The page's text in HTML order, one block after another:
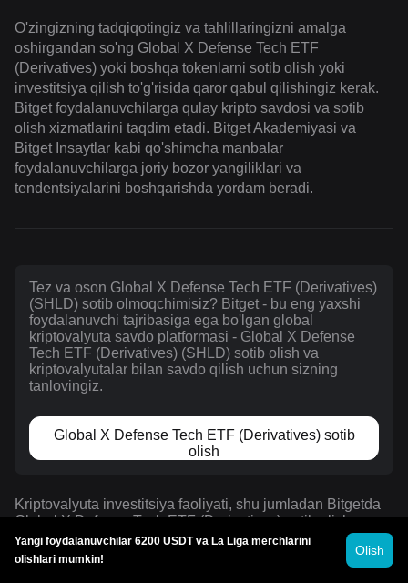
O'zingizning tadqiqotingiz va tahlillaringizni amalga
oshirgandan so'ng Global X Defense Tech ETF
(Derivatives) yoki boshqa tokenlarni sotib olish yoki
investitsiya qilish to'g'risida qaror qabul qilishingiz kerak.
Bitget foydalanuvchilarga qulay kripto savdosi va sotib
olish xizmatlarini taqdim etadi. Bitget Akademiyasi va
Bitget Insaytlar kabi qo'shimcha manbalar
foydalanuvchilarga joriy bozor yangiliklari va
tendentsiyalarini boshqarishda yordam beradi.
Tez va oson Global X Defense Tech ETF (Derivatives)
(SHLD) sotib olmoqchimisiz? Bitget - bu eng yaxshi
foydalanuvchi tajribasiga ega bo'lgan global
kriptovalyuta savdo platformasi - Global X Defense
Tech ETF (Derivatives) (SHLD) sotib olish va
kriptovalyutalar bilan savdo qilish uchun sizning
tanlovingiz.
Global X Defense Tech ETF (Derivatives) sotib
olish
Kriptovalyuta investitsiya faoliyati, shu jumladan Bitgetda
Global X Defense Tech ETF (Derivatives) sotib olish,
bozor xavfi ostida. Bitget Global X Defense Tech ETF
(Derivatives)ni bir zumda sotib olishning oddiy va qulay
usullarini taklif etadi va platformada mavjud bo'lgan barcha
Yangi foydalanuvchilar 6200 USDT va La Liga merchlarini
olishlari mumkin!
Olish